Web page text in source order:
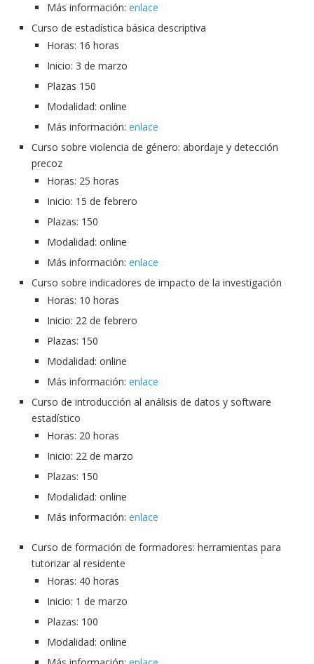
Más información: enlace
Curso de estadística básica descriptiva
Horas: 16 horas
Inicio: 3 de marzo
Plazas 150
Modalidad: online
Más información: enlace
Curso sobre violencia de género: abordaje y detección
precoz
Horas: 25 horas
Inicio: 15 de febrero
Plazas: 150
Modalidad: online
Más información: enlace
Curso sobre indicadores de impacto de la investigación
Horas: 10 horas
Inicio: 22 de febrero
Plazas: 150
Modalidad: online
Más información: enlace
Curso de introducción al análisis de datos y software
estadístico
Horas: 20 horas
Inicio: 22 de marzo
Plazas: 150
Modalidad: online
Más información: enlace
Curso de formación de formadores: herramientas para
tutorizar al residente
Horas: 40 horas
Inicio: 1 de marzo
Plazas: 100
Modalidad: online